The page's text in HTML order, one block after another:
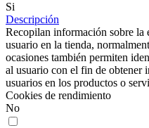
Si
Descripción
Recopilan información sobre la
usuario en la tienda,
ocasiones también permiten
al usuario con el fin de obtener
usuarios en los productos o
Cookies de rendimiento
No